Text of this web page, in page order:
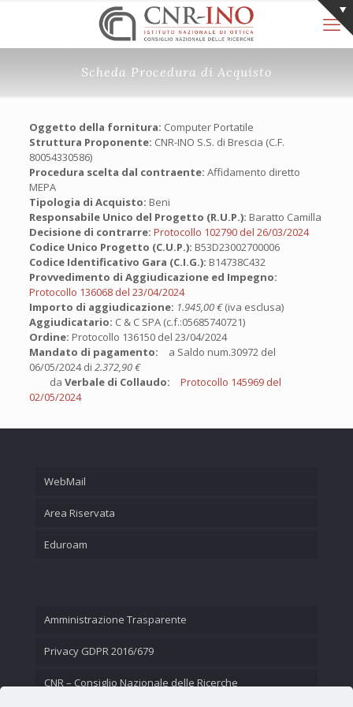
Scheda Procedura di Acquisto
Oggetto della fornitura: Computer Portatile
Struttura Proponente: CNR-INO S.S. di Brescia (C.F.
80054330586)
Procedura scelta dal contraente: Affidamento diretto
MEPA
Tipologia di Acquisto: Beni
Responsabile Unico del Progetto (R.U.P.): Baratto Camilla
Decisione di contrarre: Protocollo 102790 del 26/03/2024
Codice Unico Progetto (C.U.P.): B53D23002700006
Codice Identificativo Gara (C.I.G.): B14738C432
Provvedimento di Aggiudicazione ed Impegno:
Protocollo 136068 del 23/04/2024
Importo di aggiudicazione: 1.945,00 €(iva esclusa)
Aggiudicatario: C & C SPA (c.f.:05685740721)
Ordine: Protocollo 136150 del 23/04/2024
Mandato di pagamento: a Saldo num.30972 del
06/05/2024 di 2.372,90 €
da Verbale di Collaudo:
Protocollo 145969 del
02/05/2024
WebMail
Area Riservata
Eduroam
Amministrazione Trasparente
Privacy GDPR 2016/679
CNR – Consiglio Nazionale delle Ricerche